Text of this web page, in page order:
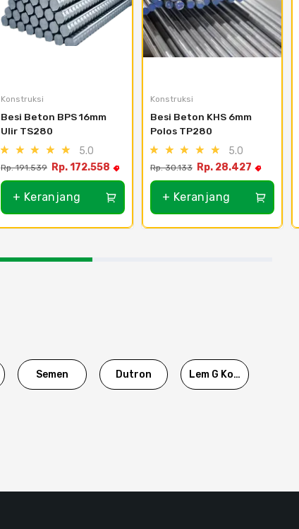
Konstruksi
Besi Beton BPS 16mm
Ulir TS280
5.0
Rp. 191.539 Rp. 172.558
+ Keranjang
Konstruksi
Besi Beton KHS 6mm
Polos TP280
5.0
Rp. 30.133 Rp. 28.427
+ Keranjang
Semen Dutron Lem G Korea